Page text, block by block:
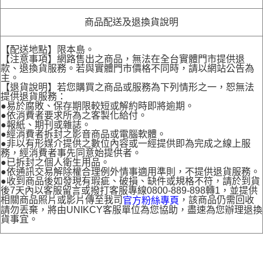
商品配送及退換貨說明
【配送地點】限本島。
【注意事項】網路售出之商品，無法在全台實體門市提供退
款、退換貨服務。若與實體門市價格不同時，請以網站公告為
主。
【退貨說明】若您購買之商品或服務為下列情形之一，恕無法
提供退貨服務：
●易於腐敗、保存期限較短或解約時即將逾期。
●依消費者要求所為之客製化給付。
●報紙、期刊或雜誌。
●經消費者拆封之影音商品或電腦軟體。
●非以有形媒介提供之數位內容或一經提供即為完成之線上服
務，經消費者事先同意始提供者。
●已拆封之個人衛生用品。
●依通訊交易解除權合理例外情事適用準則，不提供退貨服務。
●收到商品後如發現有瑕疵、破損、缺件或規格不符，請於到貨
後7天內以客服留言或撥打客服專線0800-889-898轉1，並提供
相關商品照片或影片傳至我司 官方粉絲專頁 ，該商品仍需回收
請勿丟棄，將由UNIKCY客服單位為您協助，盡速為您辦理退換
貨事宜。